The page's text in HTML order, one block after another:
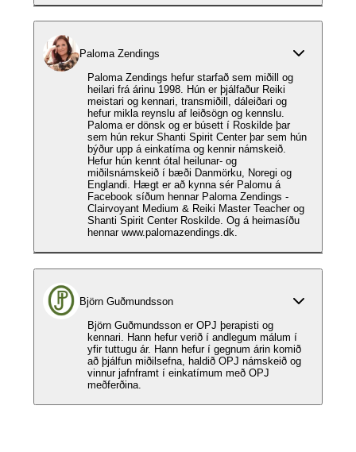
Paloma Zendings
Paloma Zendings hefur starfað sem miðill og
heilari frá árinu 1998. Hún er þjálfaður Reiki
meistari og kennari, transmiðill, dáleiðari og
hefur mikla reynslu af leiðsögn og kennslu.
Paloma er dönsk og er búsett í Roskilde þar
sem hún rekur Shanti Spirit Center þar sem hún
býður upp á einkatíma og kennir námskeið.
Hefur hún kennt ótal heilunar- og
miðilsnámskeið í bæði Danmörku, Noregi og
Englandi. Hægt er að kynna sér Palomu á
Facebook síðum hennar Paloma Zendings -
Clairvoyant Medium & Reiki Master Teacher og
Shanti Spirit Center Roskilde. Og á heimasíðu
hennar www.palomazendings.dk.
Björn Guðmundsson
Björn Guðmundsson er OPJ þerapisti og
kennari. Hann hefur verið í andlegum málum í
yfir tuttugu ár. Hann hefur í gegnum árin komið
að þjálfun miðilsefna, haldið OPJ námskeið og
vinnur jafnframt í einkatímum með OPJ
meðferðina.